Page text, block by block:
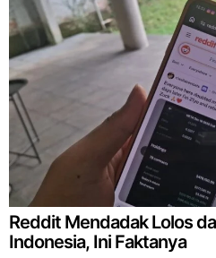
Reddit Mendadak Lolos
Indonesia, Ini Faktanya